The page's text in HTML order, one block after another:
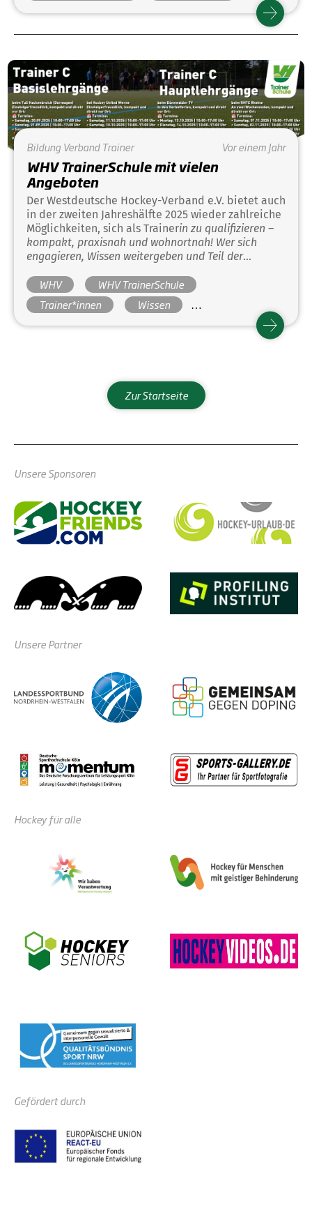
TrainerSchule.
Bildung Ausbildung
Bildung Verband Trainer Vor einem Jahr
WHV TrainerSchule mit vielen
Angeboten
Der Westdeutsche Hockey-Verband e.V. bietet auch
in der zweiten Jahreshälfte 2025 wieder zahlreiche
Möglichkeiten, sich als Trainerin zu qualifizieren –
kompakt, praxisnah und wohnortnah! Wer sich
engagieren, Wissen weitergeben und Teil der
sein möchte, hat jetzt die Chance, mit einem
Trainer C-Lehrgang den Grundstein zu legen oder
sich mit der Fortbildung zum Athletiktrainer*in
weiter zu qualifizieren.
WHV
WHV TrainerSchule
Trainer*innen
Wissen
Spezialwissen
Bildung
Fortbildung
Zur Startseite
Unsere Sponsoren
Unsere Partner
Hockey für alle
Gefördert durch